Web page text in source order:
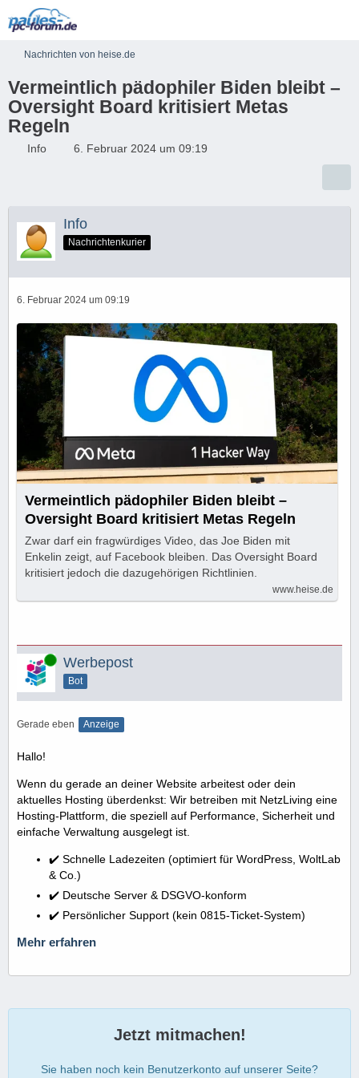
Nachrichten von heise.de
Vermeintlich pädophiler Biden bleibt –
Oversight Board kritisiert Metas
Regeln
Info 6. Februar 2024 um 09:19
Info
Nachrichtenkurier
6. Februar 2024 um 09:19
Vermeintlich pädophiler Biden bleibt –
Oversight Board kritisiert Metas Regeln
Zwar darf ein fragwürdiges Video, das Joe Biden mit
Enkelin zeigt, auf Facebook bleiben. Das Oversight Board
kritisiert jedoch die dazugehörigen Richtlinien.
www.heise.de
Online Werbepost
Bot
Gerade eben Anzeige
Hallo!
Wenn du gerade an deiner Website arbeitest oder dein
aktuelles Hosting überdenkst: Wir betreiben mit NetzLiving eine
Hosting-Plattform, die speziell auf Performance, Sicherheit und
einfache Verwaltung ausgelegt ist.
✔️ Schnelle Ladezeiten (optimiert für WordPress, WoltLab
& Co.)
✔️ Deutsche Server & DSGVO-konform
✔️ Persönlicher Support (kein 0815-Ticket-System)
Mehr erfahren
Jetzt mitmachen!
Sie haben noch kein Benutzerkonto auf unserer Seite?